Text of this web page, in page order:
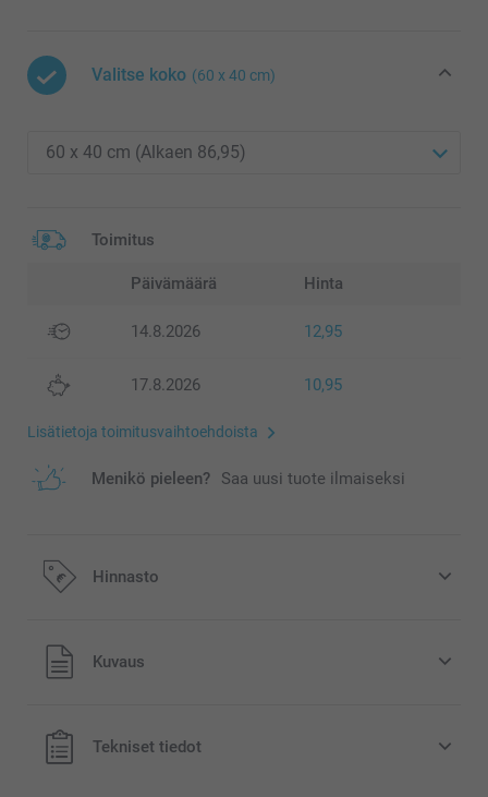
Valitse koko (60 x 40 cm)
Toimitus
Päivämäärä Hinta
14.8.2026 12,95
17.8.2026 10,95
Lisätietoja toimitusvaihtoehdoista
Menikö pieleen? Saa uusi tuote ilmaiseksi
Hinnasto
Kaikki hinnat ovat euroina, sisältävät arvonlisäveron ja
eivät sisällä postikuluja.
Kuvaus
Tekniset tiedot